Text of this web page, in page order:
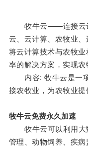
牧牛云——连接云计
云、云计算、农牧业
将云计算技术与农牧
率的解决方案，实现农
内容: 牧牛云是一项
接农牧业，为农牧业提
牧牛云免费永久加速
牧牛云可以利用大
管理、动物饲养、疾病